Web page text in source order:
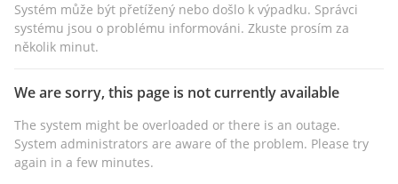
Systém může být přetížený nebo došlo k výpadku. Správci
systému jsou o problému informováni. Zkuste prosím za
několik minut.
We are sorry, this page is not currently available
The system might be overloaded or there is an outage.
System administrators are aware of the problem. Please try
again in a few minutes.